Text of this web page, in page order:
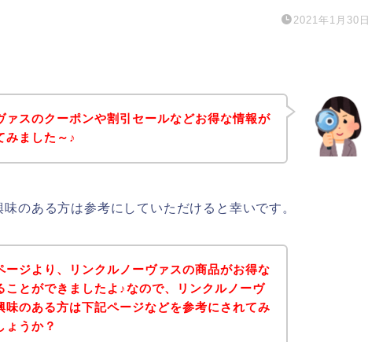
2021年1月30日
ァスのクーポンや割引セールなどお得な情報が
みました～♪
のある方は参考にしていただけると幸いです。
ージより、リンクルノーヴァスの商品がお得な
ことができましたよ♪なので、リンクルノーヴ
味のある方は下記ページなどを参考にされてみ
ょうか？